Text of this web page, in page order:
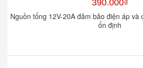
390.000₫
Nguồn tổng 12V-20A đảm bảo điện áp và
ổn định